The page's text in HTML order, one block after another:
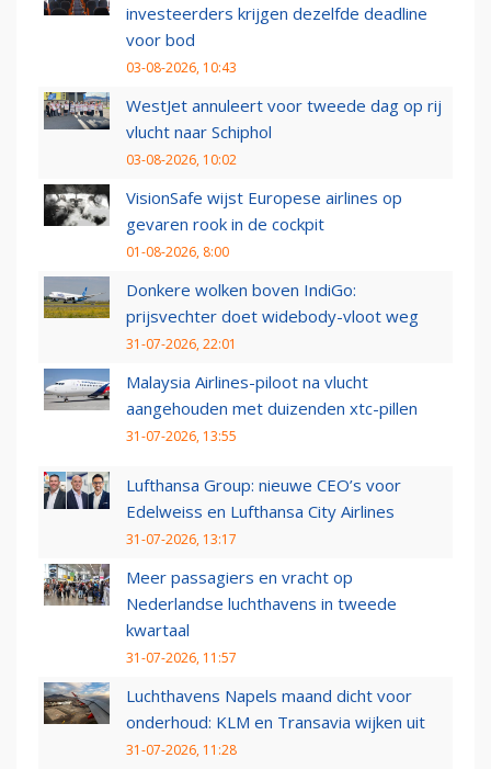
investeerders krijgen dezelfde deadline
voor bod
03-08-2026, 10:43
WestJet annuleert voor tweede dag op rij
vlucht naar Schiphol
03-08-2026, 10:02
VisionSafe wijst Europese airlines op
gevaren rook in de cockpit
01-08-2026, 8:00
Donkere wolken boven IndiGo:
prijsvechter doet widebody-vloot weg
31-07-2026, 22:01
Malaysia Airlines-piloot na vlucht
aangehouden met duizenden xtc-pillen
31-07-2026, 13:55
Lufthansa Group: nieuwe CEO’s voor
Edelweiss en Lufthansa City Airlines
31-07-2026, 13:17
Meer passagiers en vracht op
Nederlandse luchthavens in tweede
kwartaal
31-07-2026, 11:57
Luchthavens Napels maand dicht voor
onderhoud: KLM en Transavia wijken uit
31-07-2026, 11:28